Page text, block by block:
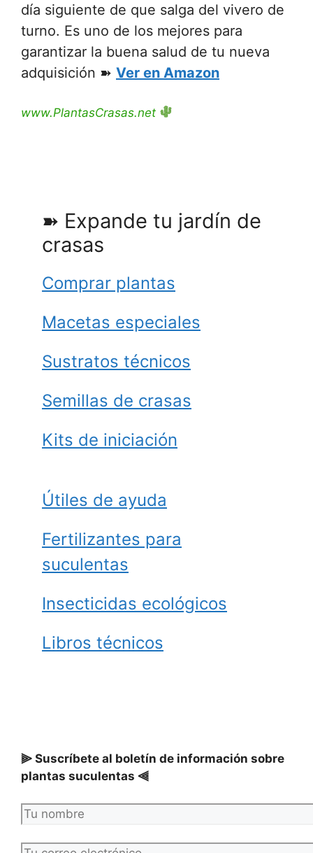
día siguiente de que salga del vivero de
turno. Es uno de los mejores para
garantizar la buena salud de tu nueva
adquisición ➽ Ver en Amazon
www.PlantasCrasas.net
➽ Expande tu jardín de
crasas
Comprar plantas
Macetas especiales
Sustratos técnicos
Semillas de crasas
Kits de iniciación
Útiles de ayuda
Fertilizantes para
suculentas
Insecticidas ecológicos
Libros técnicos
⫸ Suscríbete al boletín de información sobre
plantas suculentas ⫷